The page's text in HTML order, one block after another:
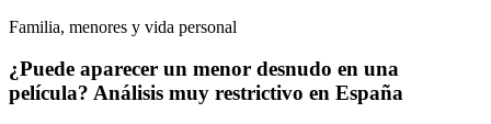
Familia, menores y vida personal
¿Puede aparecer un menor desnudo en una
película? Análisis muy restrictivo en España